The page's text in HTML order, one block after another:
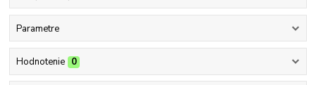
Parametre
Hodnotenie 0